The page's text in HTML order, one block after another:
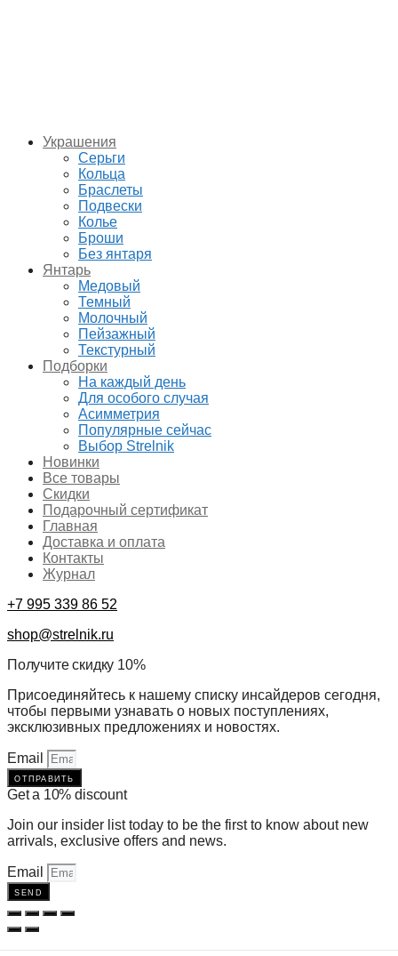
Украшения
Серьги
Кольца
Браслеты
Подвески
Колье
Броши
Без янтаря
Янтарь
Медовый
Темный
Молочный
Пейзажный
Текстурный
Подборки
На каждый день
Для особого случая
Асимметрия
Популярные сейчас
Выбор Strelnik
Новинки
Все товары
Скидки
Подарочный сертификат
Главная
Доставка и оплата
Контакты
Журнал
+7 995 339 86 52
shop@strelnik.ru
Получите скидку 10%
Присоединяйтесь к нашему списку инсайдеров сегодня,
чтобы первыми узнавать о новых поступлениях,
эксклюзивных предложениях и новостях.
Email
отправить
Get a 10% discount
Join our insider list today to be the first to know about new
arrivals, exclusive offers and news.
Email
send